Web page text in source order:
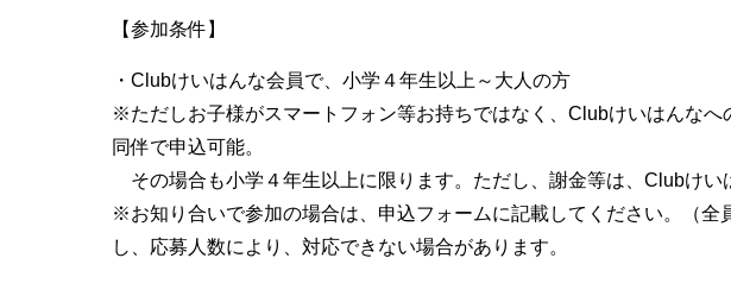
【参加条件】
・Clubけいはんな会員で、小学４年生以上～大人の方
※ただしお子様がスマートフォン等お持ちではなく、Clubけいはんなへ
同伴で申込可能。
その場合も小学４年生以上に限ります。ただし、謝金等は、Clubけい
※お知り合いで参加の場合は、申込フォームに記載してください。（全
し、応募人数により、対応できない場合があります。